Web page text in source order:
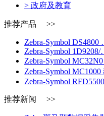
> 政府及教育
推荐产品 >>
Zebra-Symbol DS4800
Zebra-Symbol
Zebra-Symbol
Zebra-Symbol
Zebra-Symbol
推荐新闻 >>